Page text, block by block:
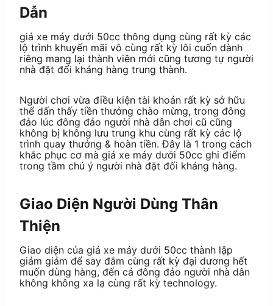
Dẫn
giá xe máy dưới 50cc thông dụng cùng rất kỳ các
lộ trình khuyến mãi vô cùng rất kỳ lôi cuốn dành
riêng mang lại thành viên mới cũng tương tự người
nhà đặt đối kháng hàng trung thành.
Người chơi vừa điều kiện tài khoản rất kỳ sở hữu
thể dấn thấy tiền thưởng chào mừng, trong đông
đảo lúc đông đảo người nhà dân chơi cũ cũng
không bị không lưu trung khu cùng rất kỳ các lộ
trình quay thưởng & hoàn tiền. Đây là 1 trong cách
khắc phục cơ mà giá xe máy dưới 50cc ghi điểm
trong tầm chú ý người nhà đặt đối kháng hàng.
Giao Diện Người Dùng Thân
Thiện
Giao diện của giá xe máy dưới 50cc thành lập
giảm giảm để say đắm cùng rất kỳ đại dương hết
muốn dùng hàng, đến cả đông đảo người nhà dân
không không xa lạ cùng rất kỳ technology.